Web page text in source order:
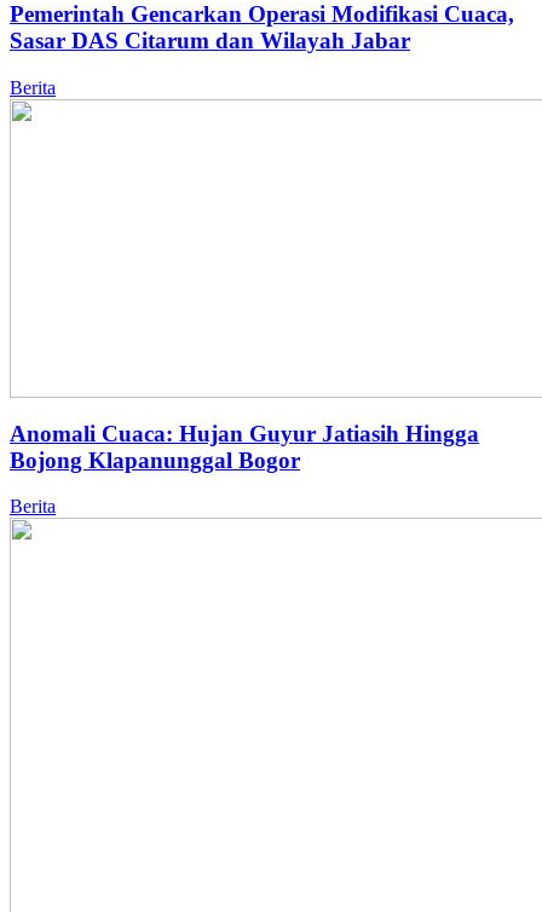
Pemerintah Gencarkan Operasi Modifikasi Cuaca,
Sasar DAS Citarum dan Wilayah Jabar
Berita
Anomali Cuaca: Hujan Guyur Jatiasih Hingga
Bojong Klapanunggal Bogor
Berita